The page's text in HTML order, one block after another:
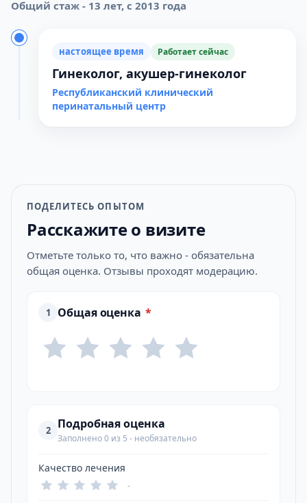
Общий стаж - 13 лет, с 2013 года
настоящее время Работает сейчас
Гинеколог, акушер-гинеколог
Республиканский клинический
перинатальный центр
ПОДЕЛИТЕСЬ ОПЫТОМ
Расскажите о визите
Отметьте только то, что важно - обязательна
общая оценка. Отзывы проходят модерацию.
1 Общая оценка *
2 Подробная оценка
Заполнено 0 из 5 - необязательно
Качество лечения
-